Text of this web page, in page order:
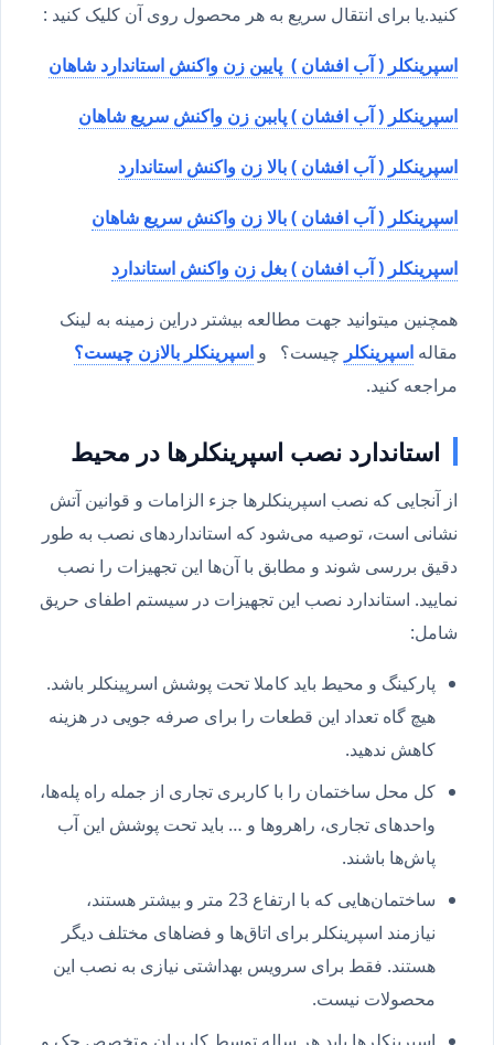
کنید.یا برای انتقال سریع به هر محصول روی آن کلیک کنید :
اسپرینکلر ( آب افشان ) پایین زن واکنش استاندارد شاهان
اسپرینکلر ( آب افشان ) پاببن زن واکنش سریع شاهان
اسپرینکلر ( آب افشان ) بالا زن واکنش استاندارد
اسپرینکلر ( آب افشان ) بالا زن واکنش سریع شاهان
اسپرینکلر ( آب افشان ) بغل زن واکنش استاندارد
همچنین میتوانید جهت مطالعه بیشتر دراین زمینه به لینک
مقاله اسپرینکلر چیست؟ و اسپرینکلر بالازن چیست؟
مراجعه کنید.
استاندارد نصب اسپرینکلرها در محیط
از آنجایی که نصب اسپرینکلرها جزء الزامات و قوانین آتش
نشانی است، توصیه می‌شود که استانداردهای نصب به طور
دقیق بررسی شوند و مطابق با آن‌ها این تجهیزات را نصب
نمایید. استاندارد نصب این تجهیزات در سیستم اطفای حریق
شامل:
پارکینگ و محیط باید کاملا تحت پوشش اسرپینکلر باشد.
هیچ گاه تعداد این قطعات را برای صرفه جویی در هزینه
کاهش ندهید.
کل محل ساختمان را با کاربری تجاری از جمله راه پله‌ها،
واحدهای تجاری، راهروها و … باید تحت پوشش این آب
پاش‌ها باشند.
ساختمان‌هایی که با ارتفاع 23 متر و بیشتر هستند،
نیازمند اسپرینکلر برای اتاق‌ها و فضاهای مختلف دیگر
هستند. فقط برای سرویس بهداشتی نیازی به نصب این
محصولات نیست.